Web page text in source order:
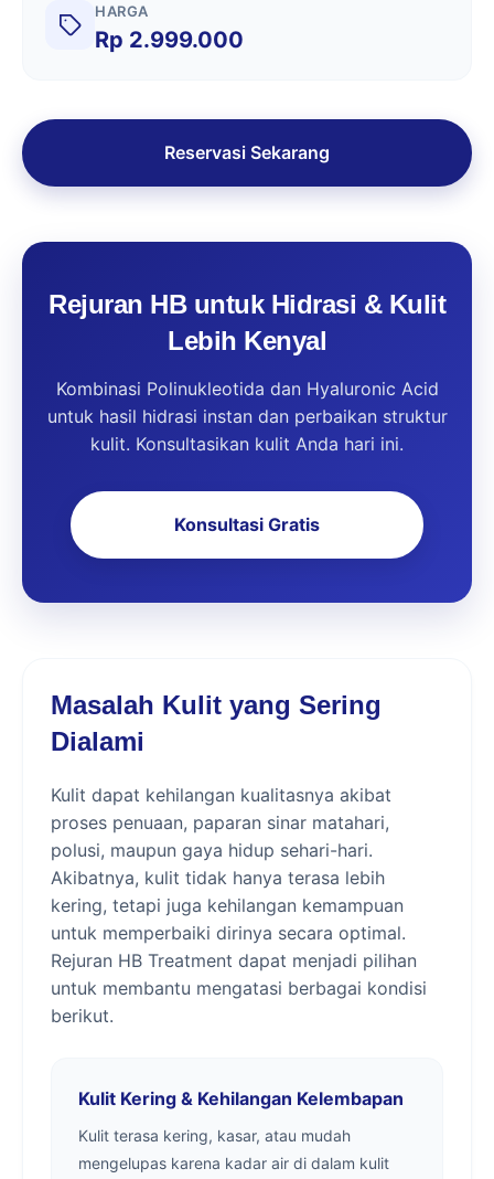
HARGA
Rp 2.999.000
Reservasi Sekarang
Rejuran HB untuk Hidrasi & Kulit
Lebih Kenyal
Kombinasi Polinukleotida dan Hyaluronic Acid
untuk hasil hidrasi instan dan perbaikan struktur
kulit. Konsultasikan kulit Anda hari ini.
Konsultasi Gratis
Masalah Kulit yang Sering
Dialami
Kulit dapat kehilangan kualitasnya akibat
proses penuaan, paparan sinar matahari,
polusi, maupun gaya hidup sehari-hari.
Akibatnya, kulit tidak hanya terasa lebih
kering, tetapi juga kehilangan kemampuan
untuk memperbaiki dirinya secara optimal.
Rejuran HB Treatment dapat menjadi pilihan
untuk membantu mengatasi berbagai kondisi
berikut.
Kulit Kering & Kehilangan Kelembapan
Kulit terasa kering, kasar, atau mudah
mengelupas karena kadar air di dalam kulit